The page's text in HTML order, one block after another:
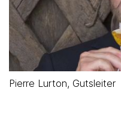
Pierre Lurton, Gutsleiter